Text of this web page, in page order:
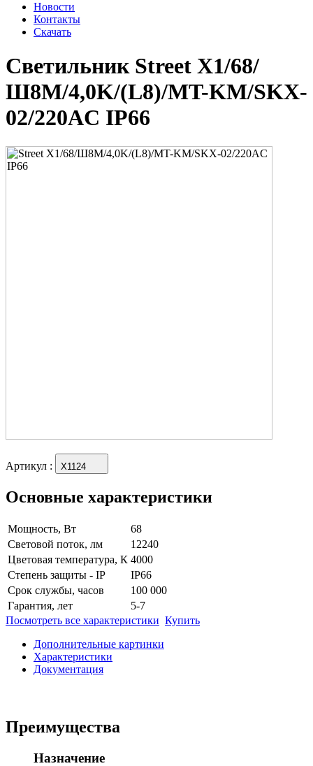
Новости
Контакты
Скачать
Светильник Street X1/68/
Ш8M/4,0K/(L8)/MT-KM/SKX-
02/220AC IP66
Артикул : X1124
Основные характеристики
Мощность, Вт
68
Световой поток, лм
12240
Цветовая температура, К 4000
Степень защиты - IP
IP66
Срок службы, часов
100 000
Гарантия, лет
5-7
Посмотреть все характеристики Купить
Дополнительные картинки
Характеристики
Документация
Преимущества
Назначение